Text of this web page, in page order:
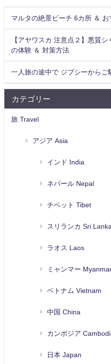
マルタの絶景ビーチ 6カ所 ＆ お
【アヤワスカ 注意点２】悪質
の体験 ＆ 対策方法
一人旅の途中で ジプシーから
カテゴリー
旅 Travel
アジア Asia
インド India
ネパール Nepal
チベット Tibet
スリランカ Sri Lanka
ラオス Laos
ミャンマー
ベトナム Vietnam
中国 China
カンボジア
日本 Japan